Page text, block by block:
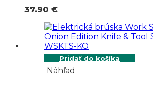
37.90 €
Pridať do košíka
Náhľad